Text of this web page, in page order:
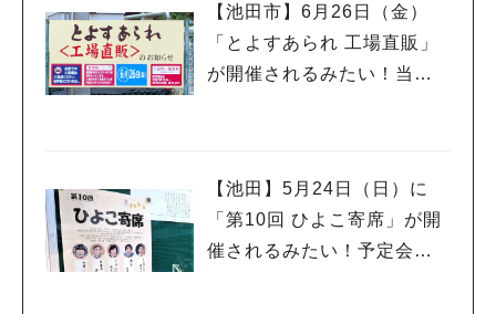
【池田市】6月26日（金）
「とよすあられ 工場直販」
が開催されるみたい！当日
【池田】5月24日（日）に
「第10回 ひよこ寄席」が開
催されるみたい！予定会場